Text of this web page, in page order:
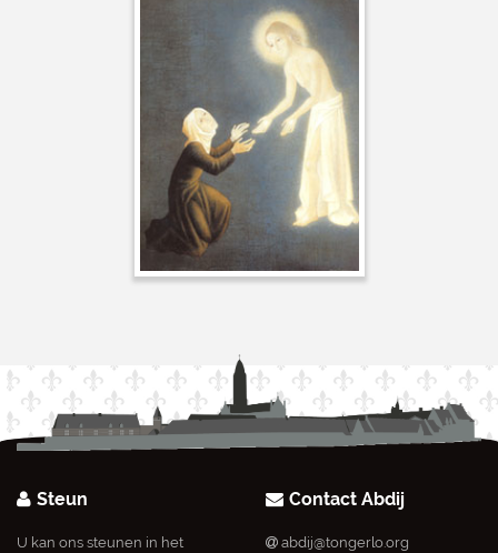
Steun
U kan ons steunen in het
Contact Abdij
abdij@tongerlo.org